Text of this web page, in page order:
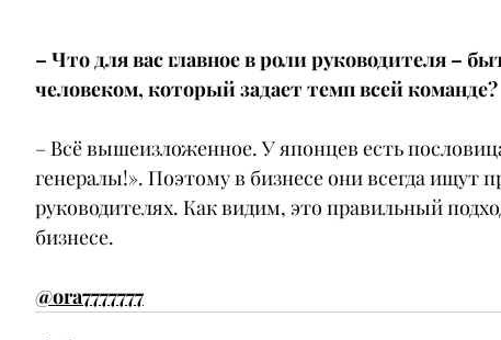
– Что для вас главное в роли руководителя –
человеком, который задает темп всей команде?
– Всё вышеизложенное. У японцев есть
генералы!». Поэтому в бизнесе они всегда ищут
руководителях. Как видим, это правильный
бизнесе.
@ora7777777